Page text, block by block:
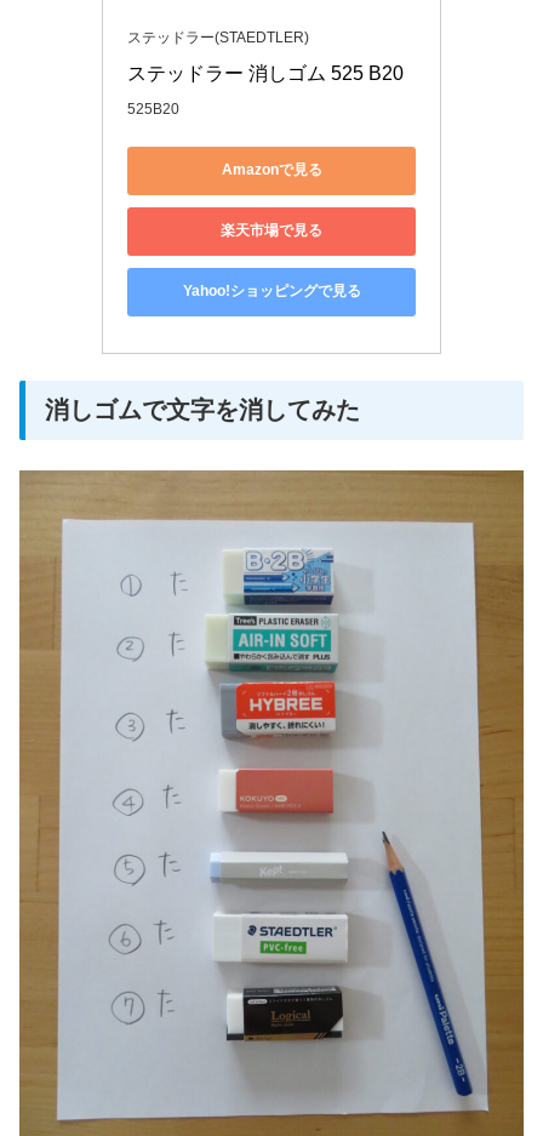
ステッドラー(STAEDTLER)
ステッドラー 消しゴム 525 B20
525B20
Amazonで見る
楽天市場で見る
Yahoo!ショッピングで見る
消しゴムで文字を消してみた